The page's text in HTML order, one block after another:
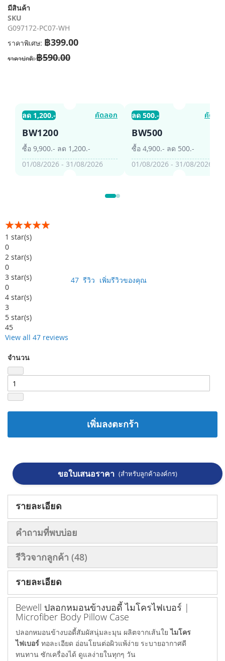
รูปภาพ
มีสินค้า
SKU
G097172-PC07-WH
ราคาพิเศษ ฿399.00
ราคาปกติ ฿590.00
ลด 1,200.- คัดลอก
BW1200
ซื้อ 9,900.- ลด 1,200.-
01/08/2026 - 31/08/2026
ลด 500.- คัดลอ
BW500
ซื้อ 4,900.- ลด 500.-
01/08/2026 - 31/08/2026
อันดับ:
99% of100
1 star(s)
0
2 star(s)
0
3 star(s)
0
4 star(s)
3
5 star(s)
45
View all 47 reviews
47 รีวิว เพิ่มรีวิวของคุณ
จำนวน
เพิ่มลงตะกร้า
ขอใบเสนอราคา (สำหรับลูกค้าองค์กร)
รายละเอียด
คำถามที่พบบ่อย
รีวิวจากลูกค้า 48
รายละเอียด
Bewell ปลอกหมอนข้างบอดี้ ไมโครไฟเบอร์ |
Microfiber Body Pillow Case
ปลอกหมอนข้างบอดี้สัมผัสนุ่มละมุน ผลิตจากเส้นใยไมโคร
ไฟเบอร์ ทอละเอียด อ่อนโยนต่อผิวแพ้ง่าย ระบายอากาศดี
ทนทาน ซักเครื่องได้ ดูแลง่ายในทุกๆ วัน